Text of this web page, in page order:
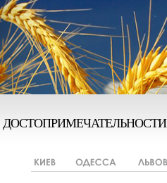
ДОСТОПРИМЕЧАТЕЛЬНОСТИ